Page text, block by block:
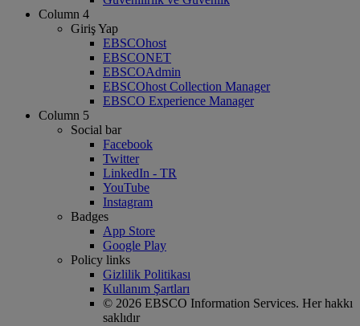
Column 4
Giriş Yap
EBSCOhost
EBSCONET
EBSCOAdmin
EBSCOhost Collection Manager
EBSCO Experience Manager
Column 5
Social bar
Facebook
Twitter
LinkedIn - TR
YouTube
Instagram
Badges
App Store
Google Play
Policy links
Gizlilik Politikası
Kullanım Şartları
© 2026 EBSCO Information Services. Her hakkı
saklıdır